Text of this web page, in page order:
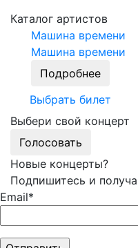
Каталог артистов
Машина времени
Машина времени
Подробнее
Выбрать билет
Выбери свой концерт
Голосовать
Новые концерты?
Подпишитесь и
Email*